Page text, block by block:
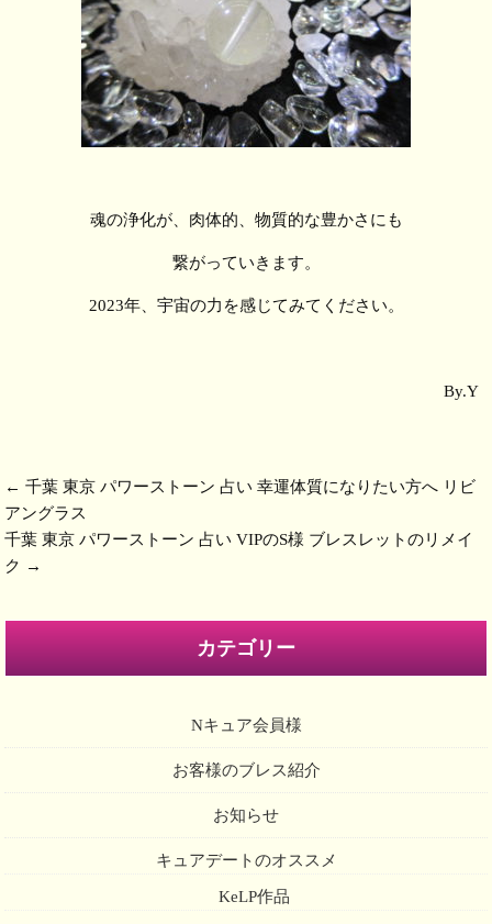
魂の浄化が、肉体的、物質的な豊かさにも
繋がっていきます。
2023年、宇宙の力を感じてみてください。
By.Y
←千葉 東京 パワーストーン 占い 幸運体質になりたい方へ リビ
アングラス
千葉 東京 パワーストーン 占い VIPのS様 ブレスレットのリメイ
ク →
カテゴリー
Nキュア会員様
お客様のブレス紹介
お知らせ
キュアデートのオススメ
KeLP作品